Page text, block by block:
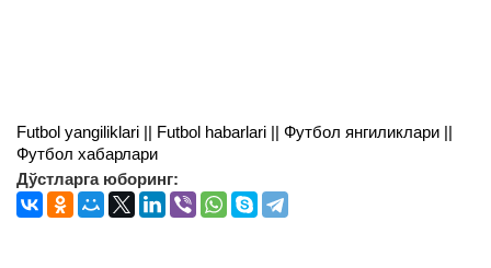
Futbol yangiliklari || Futbol habarlari || Футбол янгиликлари ||
Футбол хабарлари
Дўстларга юборинг: